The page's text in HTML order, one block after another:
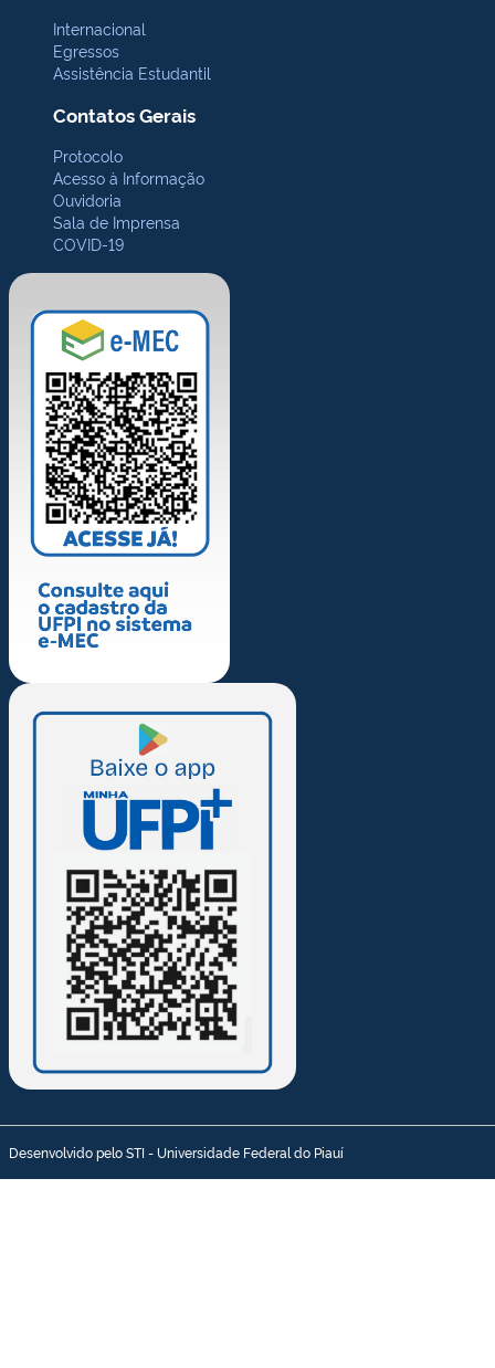
Internacional
Egressos
Assistência Estudantil
Contatos Gerais
Protocolo
Acesso à Informação
Ouvidoria
Sala de Imprensa
COVID-19
Desenvolvido pelo STI - Universidade Federal do Piauí